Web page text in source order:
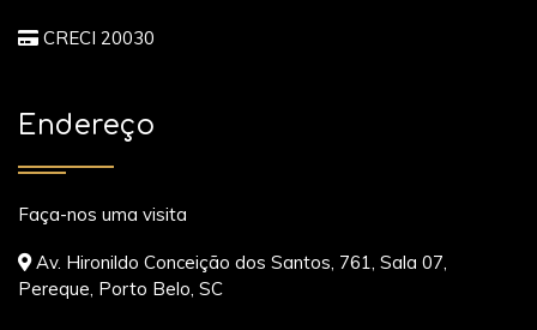
CRECI 20030
Endereço
Faça-nos uma visita
Av. Hironildo Conceição dos Santos, 761, Sala 07,
Pereque, Porto Belo, SC